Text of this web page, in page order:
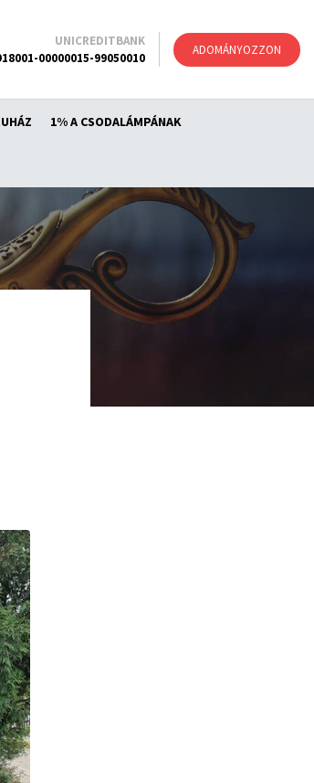
ADOMÁNYOZZON
1% A CSODALÁMPÁNAK
UNICREDITBANK
00000015-99050010